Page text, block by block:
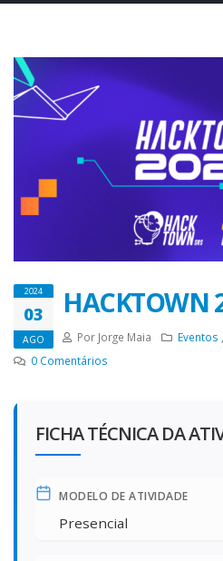
2024
03
AGO
HACKTOWN
Por Jorge Maia Eventos
0 Comentários
FICHA TÉCNICA DA
MODELO DE ATIVIDADE
Presencial